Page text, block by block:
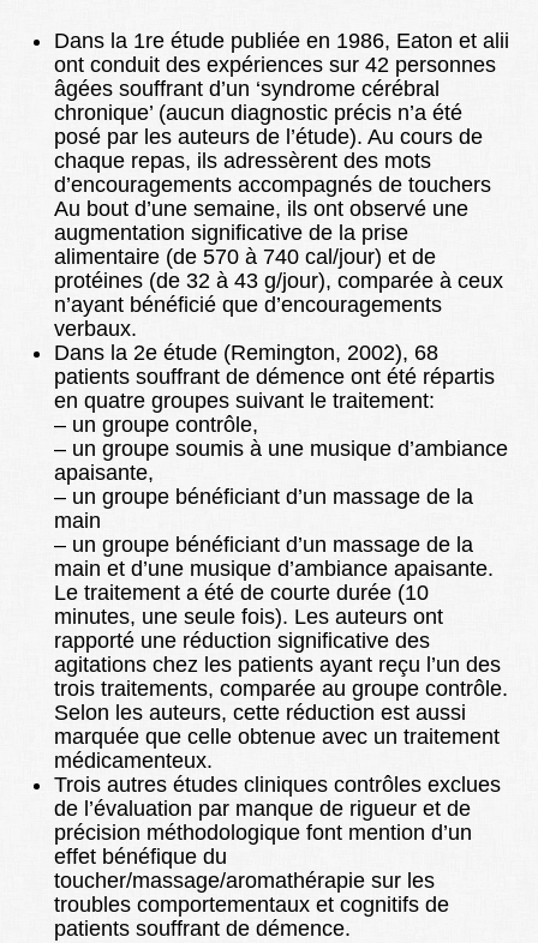
Dans la 1re étude publiée en 1986, Eaton et alii
ont conduit des expériences sur 42 personnes
âgées souffrant d’un ‘syndrome cérébral
chronique’ (aucun diagnostic précis n’a été
posé par les auteurs de l’étude). Au cours de
chaque repas, ils adressèrent des mots
d’encouragements accompagnés de touchers
Au bout d’une semaine, ils ont observé une
augmentation significative de la prise
alimentaire (de 570 à 740 cal/jour) et de
protéines (de 32 à 43 g/jour), comparée à ceux
n’ayant bénéficié que d’encouragements
verbaux.
Dans la 2e étude (Remington, 2002), 68
patients souffrant de démence ont été répartis
en quatre groupes suivant le traitement:
– un groupe contrôle,
– un groupe soumis à une musique d’ambiance
apaisante,
– un groupe bénéficiant d’un massage de la
main
– un groupe bénéficiant d’un massage de la
main et d’une musique d’ambiance apaisante.
Le traitement a été de courte durée (10
minutes, une seule fois). Les auteurs ont
rapporté une réduction significative des
agitations chez les patients ayant reçu l’un des
trois traitements, comparée au groupe contrôle.
Selon les auteurs, cette réduction est aussi
marquée que celle obtenue avec un traitement
médicamenteux.
Trois autres études cliniques contrôles exclues
de l’évaluation par manque de rigueur et de
précision méthodologique font mention d’un
effet bénéfique du
toucher/massage/aromathérapie sur les
troubles comportementaux et cognitifs de
patients souffrant de démence.